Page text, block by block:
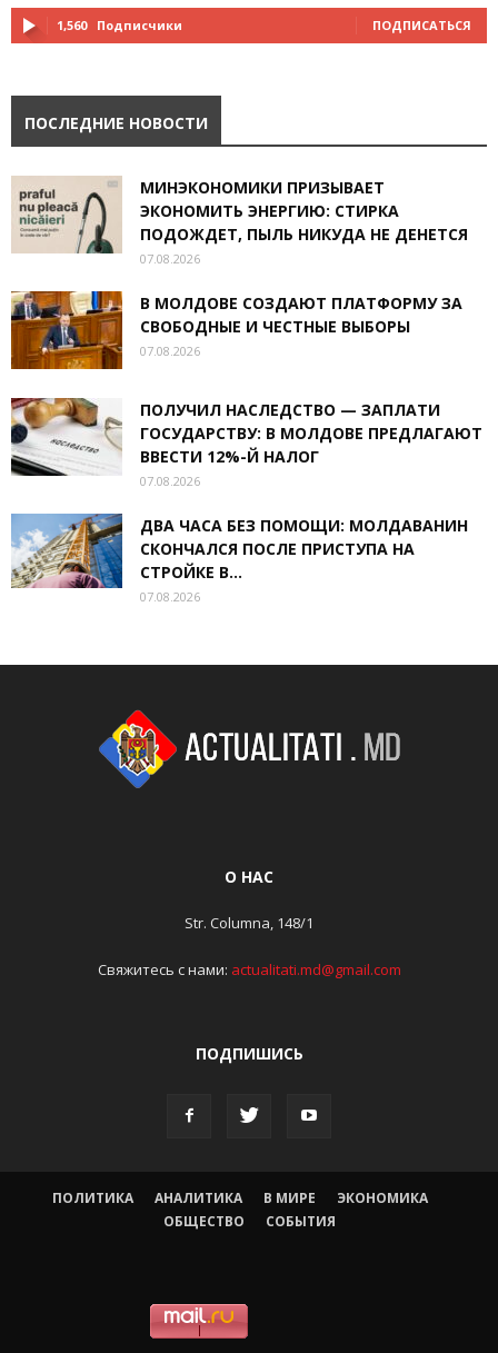
1,560 Подписчики ПОДПИСАТЬСЯ
ПОСЛЕДНИЕ НОВОСТИ
МИНЭКОНОМИКИ ПРИЗЫВАЕТ
ЭКОНОМИТЬ ЭНЕРГИЮ: СТИРКА
ПОДОЖДЕТ, ПЫЛЬ НИКУДА НЕ ДЕНЕТСЯ
07.08.2026
В МОЛДОВЕ СОЗДАЮТ ПЛАТФОРМУ ЗА
СВОБОДНЫЕ И ЧЕСТНЫЕ ВЫБОРЫ
07.08.2026
ПОЛУЧИЛ НАСЛЕДСТВО — ЗАПЛАТИ
ГОСУДАРСТВУ: В МОЛДОВЕ ПРЕДЛАГАЮТ
ВВЕСТИ 12%-Й НАЛОГ
07.08.2026
ДВА ЧАСА БЕЗ ПОМОЩИ: МОЛДАВАНИН
СКОНЧАЛСЯ ПОСЛЕ ПРИСТУПА НА
СТРОЙКЕ В...
07.08.2026
О НАС
Str. Columna, 148/1
Свяжитесь с нами: actualitati.md@gmail.com
ПОДПИШИСЬ
ПОЛИТИКА АНАЛИТИКА В МИРЕ
ЭКОНОМИКА
ОБЩЕСТВО
СОБЫТИЯ